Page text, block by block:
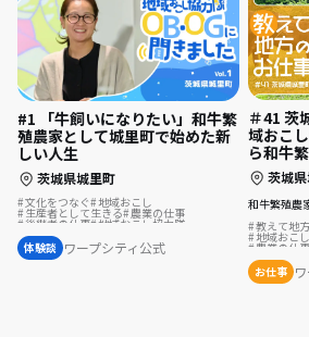
#1 「牛飼いになりたい」和牛繁
殖農家として城里町で始めた新
しい人生
茨城県城里町
文化をつなぐ 地域おこし
生産者として生きる 農業の仕事
後継者の仕事 地域おこし協力隊
地域おこし協力隊に聞いてみた
体験談 ワープシティ公式
＃41 茨
域おこ
ら和牛
茨城
和牛繁殖農
教えて地
地域おこし
農業の仕事
歴史をつむ
お仕事